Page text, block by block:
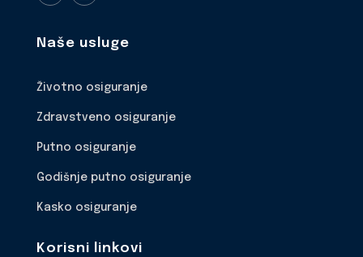
Naše usluge
Životno osiguranje
Zdravstveno osiguranje
Putno osiguranje
Godišnje putno osiguranje
Kasko osiguranje
Korisni linkovi